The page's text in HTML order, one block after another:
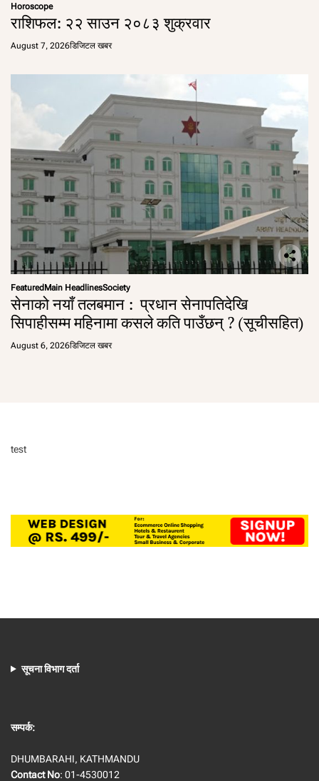
Horoscope
राशिफल: २२ साउन २०८३ शुक्रवार
August 7, 2026डिजिटल खबर
FeaturedMain HeadlinesSociety
सेनाको नयाँ तलबमान : प्रधान सेनापतिदेखि
सिपाहीसम्म महिनामा कसले कति पाउँछन् ? (सूचीसहित)
August 6, 2026डिजिटल खबर
test
सूचना विभाग दर्ता
सम्पर्क:
DHUMBARAHI, KATHMANDU
Contact No: 01-4530012